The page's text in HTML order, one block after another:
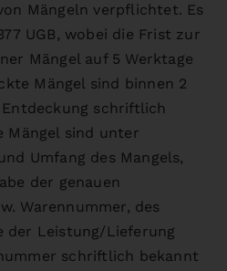
Mängeln verpflichtet. Es
UGB, wobei die Frist zur
Mängel auf 5 Werktage
Mängel sind binnen 2
schriftlich
Mängel sind unter
Umfang des Mangels,
der genauen
Warennummer, des
der Leistung/Lieferung
schriftlich bekannt